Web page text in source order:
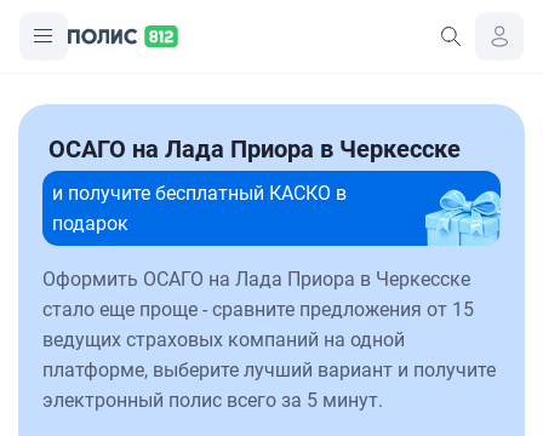
ОСАГО на Лада Приора в Черкесске
и получите бесплатный КАСКО в
подарок
Оформить ОСАГО на Лада Приора в Черкесске
стало еще проще - сравните предложения от 15
ведущих страховых компаний на одной
платформе, выберите лучший вариант и получите
электронный полис всего за 5 минут.